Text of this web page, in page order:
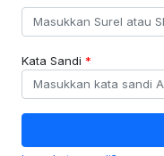
Kata Sandi *